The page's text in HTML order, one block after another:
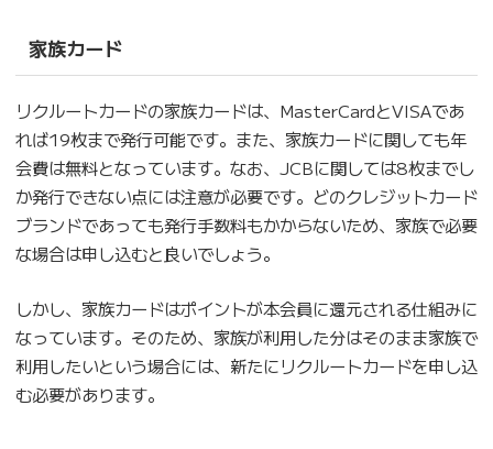
家族カード
リクルートカードの家族カードは、MasterCardとVISAであ
れば19枚まで発行可能です。また、家族カードに関しても年
会費は無料となっています。なお、JCBに関しては8枚までし
か発行できない点には注意が必要です。どのクレジットカード
ブランドであっても発行手数料もかからないため、家族で必要
な場合は申し込むと良いでしょう。
しかし、家族カードはポイントが本会員に還元される仕組みに
なっています。そのため、家族が利用した分はそのまま家族で
利用したいという場合には、新たにリクルートカードを申し込
む必要があります。